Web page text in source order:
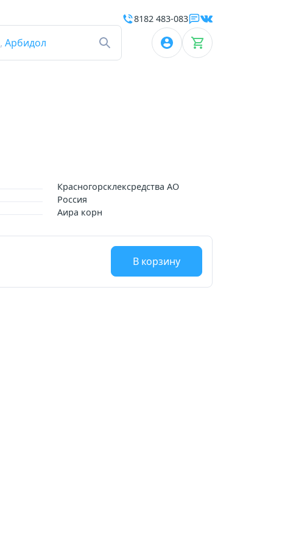
, Арбидол
8182 483-083
Красногорсклексредства АО
Россия
Аира корн
В корзину